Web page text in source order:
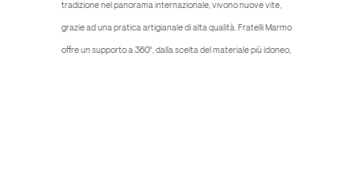
tradizione nel panorama internazionale, vivono nuove vite,
grazie ad una pratica artigianale di alta qualità. Fratelli Marmo
offre un supporto a 360°, dalla scelta del materiale più idoneo,